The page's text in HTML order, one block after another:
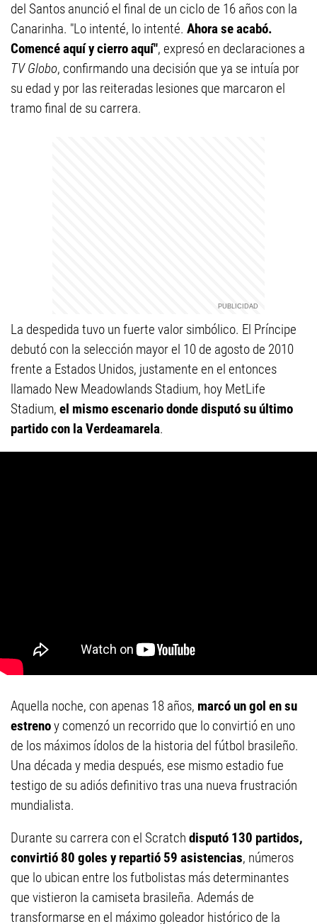
del Santos anunció el final de un ciclo de 16 años con la
Canarinha. "Lo intenté, lo intenté. Ahora se acabó.
Comencé aquí y cierro aquí", expresó en declaraciones a
TV Globo, confirmando una decisión que ya se intuía por
su edad y por las reiteradas lesiones que marcaron el
tramo final de su carrera.
La despedida tuvo un fuerte valor simbólico. El Príncipe
debutó con la selección mayor el 10 de agosto de 2010
frente a Estados Unidos, justamente en el entonces
llamado New Meadowlands Stadium, hoy MetLife
Stadium, el mismo escenario donde disputó su último
partido con la Verdeamarela.
Aquella noche, con apenas 18 años, marcó un gol en su
estrenoy comenzó un recorrido que lo convirtió en uno
de los máximos ídolos de la historia del fútbol brasileño.
Una década y media después, ese mismo estadio fue
testigo de su adiós definitivo tras una nueva frustración
mundialista.
Durante su carrera con el Scratch disputó 130 partidos,
convirtió 80 goles y repartió 59 asistencias, números
que lo ubican entre los futbolistas más determinantes
que vistieron la camiseta brasileña. Además de
transformarse en el máximo goleador histórico de la